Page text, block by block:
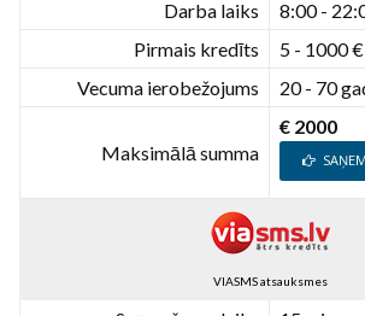
Darba laiks
8:00 -
Pirmais kredīts
5 - 1000 €
Vecuma ierobežojums
20 - 70
Maksimālā summa
€ 2000
VIASMS atsauksmes